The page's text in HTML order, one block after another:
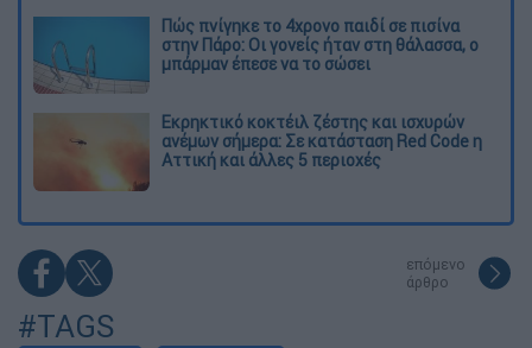
Πώς πνίγηκε το 4χρονο παιδί σε πισίνα
στην Πάρο: Οι γονείς ήταν στη θάλασσα, ο
μπάρμαν έπεσε να το σώσει
Εκρηκτικό κοκτέιλ ζέστης και ισχυρών
ανέμων σήμερα: Σε κατάσταση Red Code η
Αττική και άλλες 5 περιοχές
επόμενο
άρθρο
#TAGS